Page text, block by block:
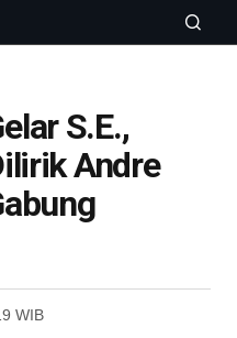
S.E.,
Andre
WIB